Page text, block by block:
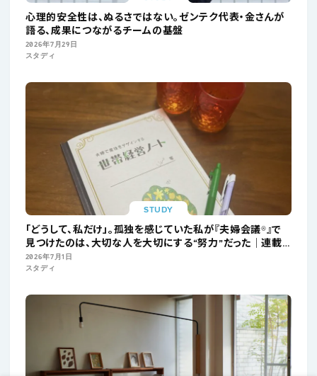
心理的安全性は、ぬるさではない。ゼンテク代表・金さんが
語る、成果につながるチームの基盤
2026年7月29日
スタディ
STUDY
「どうして、私だけ」。孤独を感じていた私が『夫婦会議®︎』で
見つけたのは、大切な人を大切にする“努力”だった│連載
「ひとりじゃない子育て」Vol.3 長廣 百合子さん・遥さん
2026年7月1日
スタディ